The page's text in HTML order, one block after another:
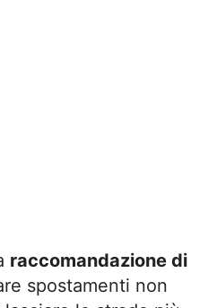
raccomandazione di
spostamenti non